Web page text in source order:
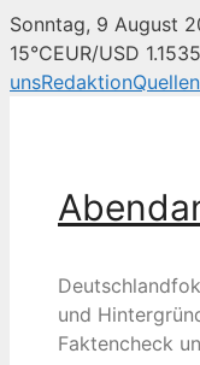
Sonntag, 9 August
15°CEUR/USD
unsRedaktionQuellen
und
Faktencheck